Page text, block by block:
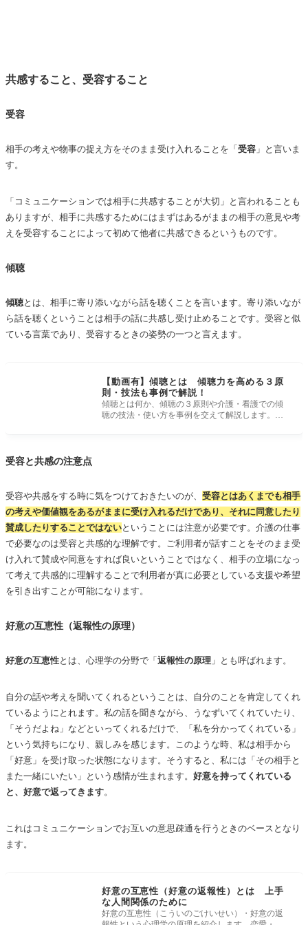
共感すること、受容すること
受容
相手の考えや物事の捉え方をそのまま受け入れることを「 受容 」と言いま
す。
「コミュニケーションでは相手に共感することが大切」と言われることも
ありますが、相手に共感するためにはまずはあるがままの相手の意見や考
えを受容することによって初めて他者に共感できるというものです。
傾聴
傾聴とは、相手に寄り添いながら話を聴くことを言います。寄り添いなが
ら話を聴くということは相手の話に共感し受け止めることです。受容と似
ている言葉であり、受容するときの姿勢の一つと言えます。
【動画有】傾聴とは 傾聴力を高める３原
則・技法も事例で解説！
傾聴とは何か、傾聴の３原則や介護・看護での傾
聴の技法・使い方を事例を交えて解説します。こ
受容と共感の注意点
受容や共感をする時に気をつけておきたいのが、 受容とはあくまでも相手
の考えや価値観をあるがままに受け入れるだけであり、それに同意したり
賛成したりすることではないということには注意が必要です。介護の仕事
で必要なのは受容と共感的な理解です。ご利用者が話すことをそのまま受
け入れて賛成や同意をすれば良いということではなく、相手の立場になっ
て考えて共感的に理解することで利用者が真に必要としている支援や希望
を引き出すことが可能になります。
好意の互恵性（返報性の原理）
好意の互恵性とは、心理学の分野で「 返報性の原理 」とも呼ばれます。
自分の話や考えを聞いてくれるということは、自分のことを肯定してくれ
ているようにとれます。私の話を聞きながら、うなずいてくれていたり、
「そうだよね」などといってくれるだけで、「私を分かってくれている」
という気持ちになり、親しみを感じます。このような時、私は相手から
「好意」を受け取った状態になります。そうすると、私には「その相手と
また一緒にいたい」という感情が生まれます。 好意を持ってくれている
と、好意で返ってきます。
これはコミュニケーションでお互いの意思疎通を行うときのベースとなり
ます。
好意の互恵性（好意の返報性）とは 上手
な人間関係のために
好意の互恵性（こういのごけいせい）・好意の返